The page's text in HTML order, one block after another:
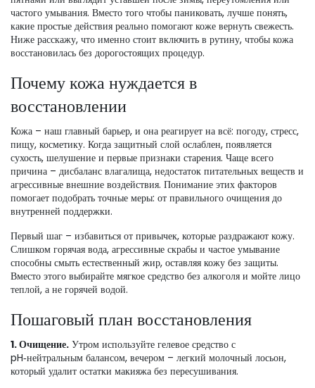
частого умывания. Вместо того чтобы паниковать, лучше понять,
какие простые действия реально помогают коже вернуть свежесть.
Ниже расскажу, что именно стоит включить в рутину, чтобы кожа
восстановилась без дорогостоящих процедур.
Почему кожа нуждается в
восстановлении
Кожа – наш главный барьер, и она реагирует на всё: погоду, стресс,
пищу, косметику. Когда защитный слой ослаблен, появляется
сухость, шелушение и первые признаки старения. Чаще всего
причина – дисбаланс влагалища, недостаток питательных веществ и
агрессивные внешние воздействия. Понимание этих факторов
помогает подобрать точные меры: от правильного очищения до
внутренней поддержки.
Первый шаг – избавиться от привычек, которые раздражают кожу.
Слишком горячая вода, агрессивные скрабы и частое умывание
способны смыть естественный жир, оставляя кожу без защиты.
Вместо этого выбирайте мягкое средство без алкоголя и мойте лицо
теплой, а не горячей водой.
Пошаговый план восстановления
1. Очищение. Утром используйте гелевое средство с
pH‑нейтральным балансом, вечером – легкий молочный лосьон,
который удалит остатки макияжа без пересушивания.